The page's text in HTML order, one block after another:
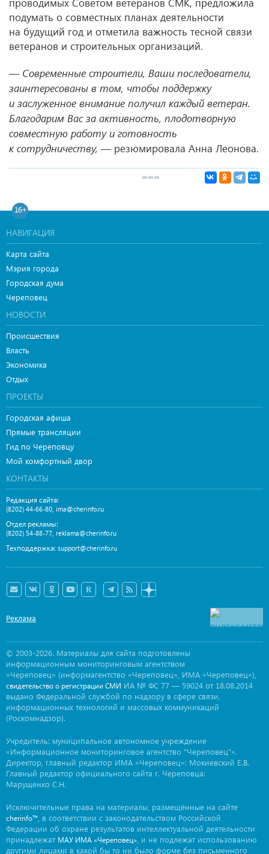
подумать о совместных планах деятельности
на будущий год и отметила важность тесной связи
ветеранов и строительных организаций.
— Современные строители, Ваши последователи,
заинтересованы в том, чтобы поддержку
и заслуженное внимание получил каждый ветеран.
Благодарим Вас за активность, плодотворную
совместную работу и готовность
к сотрудничеству, —резюмировала Анна Леонова.
16+
НАВИГАЦИЯ
Карта сайта
Мэрия города
Городская дума
Череповец
НОВОСТИ
Происшествия
Власть
Экономика
Отдых
ПРОЕКТЫ
Городская афиша
Прямые трансляции
Гид по Череповцу
Мой комфортный двор
КОНТАКТЫ
Редакция сайта:
(8202) 44-66-80, ima@cherinfo.ru
Отдел рекламы:
(8202) 54-88-77, reklama@cherinfo.ru
Техподдержка: support@cherinfo.ru
Реклама
© 2003-2026. Материалы для сайта подготовлены
информационным мониторинговым агентством
«Череповец» (информагентство «Череповец», ИМА «Череповец»),
свидетельство о регистрации СМИ ИА № ФС 77 — 59024 от 18.08.2014
выдано Федеральной службой по надзору в сфере связи,
информационных технологий и массовых коммуникаций
(Роскомнадзор).
Учредитель: муниципальное автономное учреждение
«Информационное мониторинговое агентство "Череповец"».
Директор, главный редактор ИМА «Череповец»: Мокиевский Е.В.
Главный редактор официального сайта г. Череповца:
Марущенко С.Н.
Исключительные права на материалы, размещённые на сайте
cherinfo™ , в соответствии с законодательством Российской
Федерации об охране результатов интеллектуальной деятельности
принадлежат МАУ ИМА «Череповец» , и не подлежат использованию
другими лицами в какой бы то ни было форме без письменного